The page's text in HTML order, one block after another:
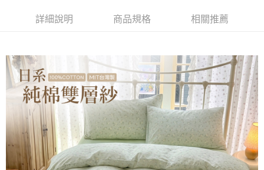
相關說明
流程，驗證手機門號後，選擇欲分期的期數、繳款截止日，確認付款後即完
成交易。
3.實際核准額度、可分期數及費用金額請依後續交易確認頁面所載為準。
4.訂單成立30分鐘內，如未前往確認交易或遇審核未通過，訂單將自動取
消。如遇「轉專審核」未通過狀況，表示未達大哥付你分期系統評分，恕無
法說明評估內容。
【繳款方式說明】
1.分期款項不併入電信帳單，「大哥付你分期」於每月結算日後寄送繳費提
醒簡訊。
2.透過簡訊連結打開帳單後，可選擇「超商條碼／台灣大直營門市／銀行轉
相關說明
【關於「AFTEE先享後付」】
AFTEE先享後付是「在收到商品之後才付款」的支付方式。 讓您購物簡單
便利好安心！
１．簡單：不需註冊會員、不需綁卡、不需儲值。
２．便利：只要手機號碼，簡訊認證，即可結帳。
３．安心：先確認商品／服務後，再付款。
【「AFTEE先享後付」結帳流程】
１．於結帳方式選擇「AFTEE先享後付」後，將跳轉至「AFTEE先享後付」
結帳頁面，進行簡訊認證並確認金額後，即可完成結帳。
Hami Point
相關說明
「Hami Point」為中華電信所提供之點數服務，可於會員專區綁定中華電信
會員帳號後，即可在購物車使用 Hami Point 折抵消費金額 (1點等於1元)。
ATM付款
運送方式
全家取貨付款
詳細說明 商品規格 相關推薦